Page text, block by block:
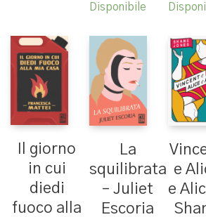
Disponibile
Il giorno
in cui
diedi
fuoco alla
La
squilibrata
– Juliet
Escoria
e
e